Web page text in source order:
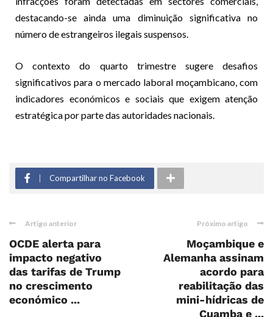
destacando-se ainda uma diminuição significativa no
número de estrangeiros ilegais suspensos.
O contexto do quarto trimestre sugere desafios
significativos para o mercado laboral moçambicano, com
indicadores económicos e sociais que exigem atenção
estratégica por parte das autoridades nacionais.
Compartilhar no Facebook
Artigo anterior
OCDE alerta para
impacto negativo
das tarifas de Trump
no crescimento
económico ...
Próximo artigo
Moçambique e
Alemanha assinam
acordo para
reabilitação das
mini-hídricas de
Cuamba e ...